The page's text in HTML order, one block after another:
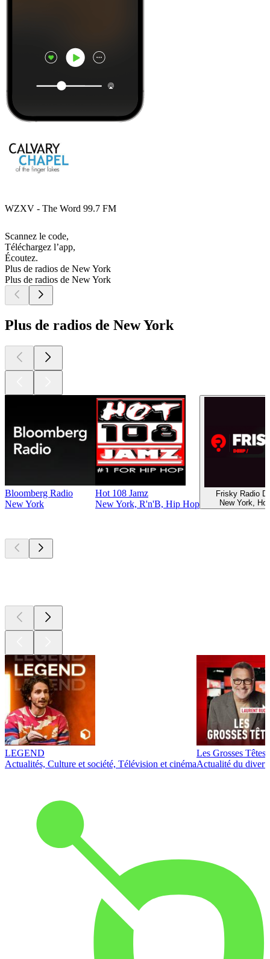
WZXV - The Word 99.7 FM
Scannez le code,
Téléchargez l’app,
Écoutez.
Plus de radios de New York
Plus de radios de New York
Plus de radios de New York
Bloomberg Radio
New York
Hot 108 Jamz
New York, R'n'B, Hip Hop
Frisky Radio
New York,
LEGEND
Actualités, Culture et société, Télévision et cinéma
Les Grosses Têtes
Actualité du